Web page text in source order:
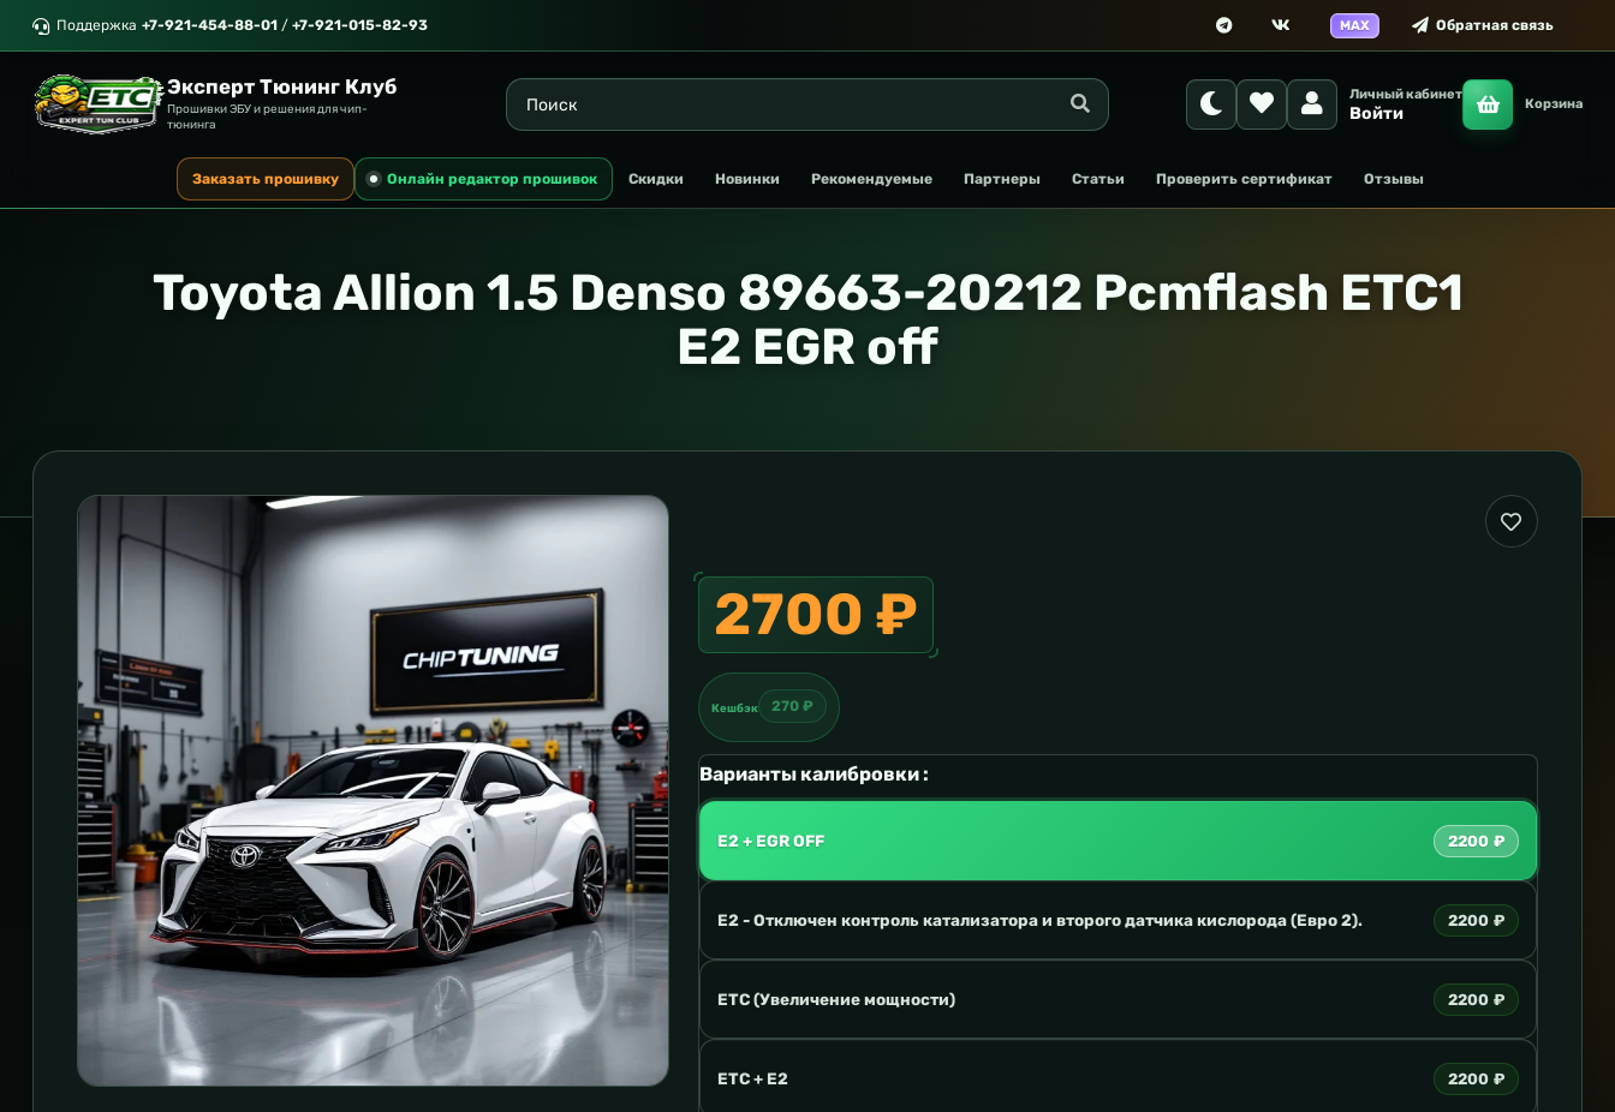
Поддержка +7-921-454-88-01 / +7-921-015-82-93 MAX Обратная связь
Эксперт Тюнинг Клуб
Прошивки ЭБУ и решения для чип-
тюнинга
Личный кабинет
Войти Корзина
Заказать прошивку Онлайн редактор прошивок Скидки Новинки Рекомендуемые Партнеры Статьи Проверить сертификат Отзывы
Toyota Allion 1.5 Denso 89663-20212 Pcmflash ETC1
E2 EGR off
2700 ₽
Кешбэк 270 ₽
Варианты калибровки :
E2 + EGR OFF 2200 ₽
E2 - Отключен контроль катализатора и второго датчика кислорода (Евро 2). 2200 ₽
ETC (Увеличение мощности) 2200 ₽
ETC + E2 2200 ₽